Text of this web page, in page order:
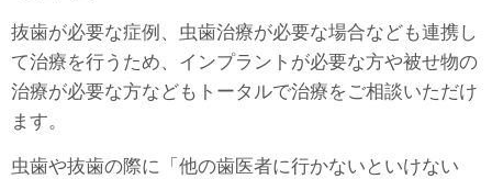
抜歯が必要な症例、虫歯治療が必要な場合なども連携し
て治療を行うため、インプラントが必要な方や被せ物の
治療が必要な方などもトータルで治療をご相談いただけ
ます。
虫歯や抜歯の際に「他の歯医者に行かないといけない